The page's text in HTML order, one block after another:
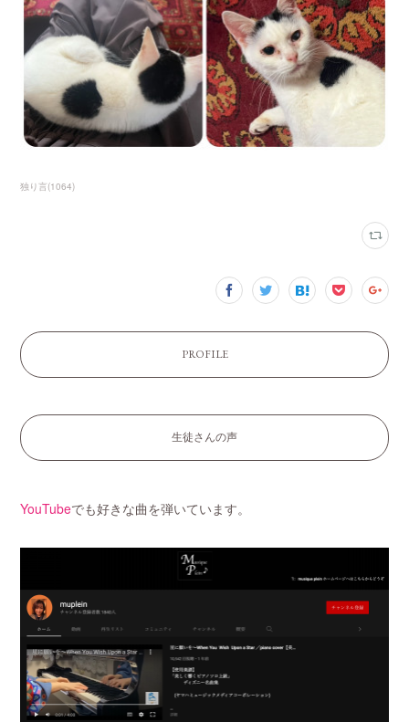
独り言(1064)
PROFILE
生徒さんの声
YouTubeでも好きな曲を弾いています。